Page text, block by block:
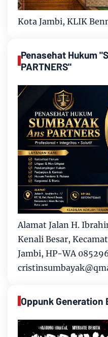
Kota Jambi, KLIK
Penasehat Hukum
PARTNERS"
Alamat Jalan H.
Kenali Besar,
Jambi, HP-WA
Oppunk Generation